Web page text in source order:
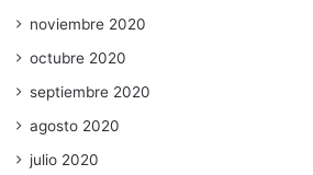
noviembre 2020
octubre 2020
septiembre 2020
agosto 2020
julio 2020